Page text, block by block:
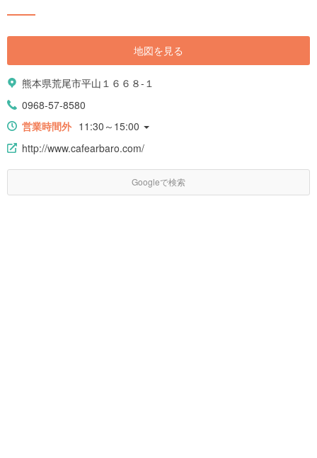
地図を見る
熊本県荒尾市平山１６６８-１
0968-57-8580
営業時間外 11:30～15:00
http://www.cafearbaro.com/
Googleで検索